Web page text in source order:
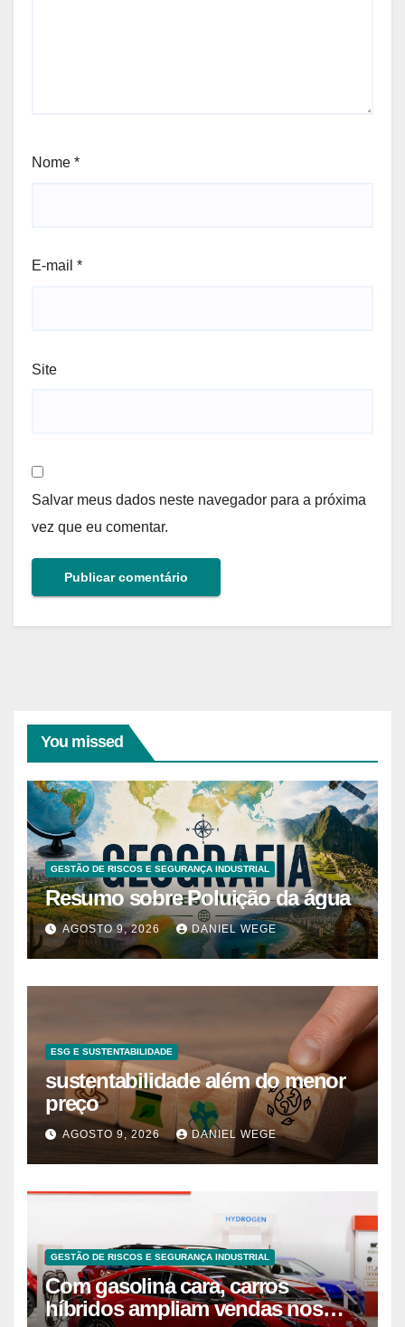
Nome *
E-mail *
Site
Salvar meus dados neste navegador para a próxima
vez que eu comentar.
You missed
GESTÃO DE RISCOS E SEGURANÇA INDUSTRIAL
Resumo sobre Poluição da água
AGOSTO 9, 2026 DANIEL WEGE
ESG E SUSTENTABILIDADE
sustentabilidade além do menor
preço
AGOSTO 9, 2026 DANIEL WEGE
GESTÃO DE RISCOS E SEGURANÇA INDUSTRIAL
Com gasolina cara, carros
híbridos ampliam vendas nos